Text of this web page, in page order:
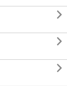


